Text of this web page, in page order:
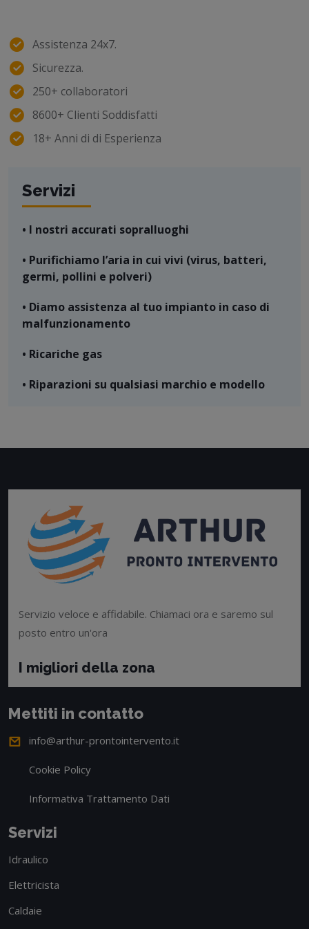
Assistenza 24x7.
Sicurezza.
250+ collaboratori
8600+ Clienti Soddisfatti
18+ Anni di di Esperienza
Servizi
• I nostri accurati sopralluoghi
• Purifichiamo l’aria in cui vivi (virus, batteri,
germi, pollini e polveri)
• Diamo assistenza al tuo impianto in caso di
malfunzionamento
• Ricariche gas
• Riparazioni su qualsiasi marchio e modello
Servizio veloce e affidabile. Chiamaci ora e saremo sul
posto entro un'ora
I migliori della zona
Mettiti in contatto
info@arthur-prontointervento.it
Cookie Policy
Informativa Trattamento Dati
Servizi
Idraulico
Elettricista
Caldaie